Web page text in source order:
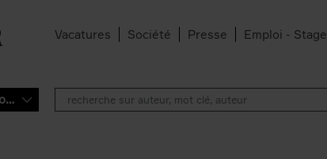
Vacatures Société Presse Emploi - Stage
Sélectionnez une catégorie